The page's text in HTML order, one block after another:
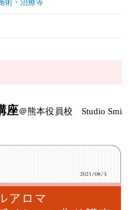
術・治療等
座＠熊本役員校 Studio Smi